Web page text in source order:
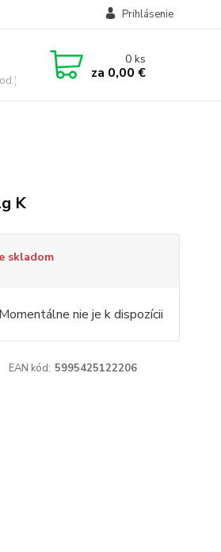
Prihlásenie
0ks
za 0,00 €
K
skladom
Momentálne nie je k dispozícii
EAN kód: 5995425122206